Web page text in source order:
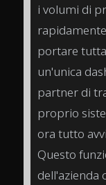
i volumi di
portare
un'unica
partner di
proprio
ora tutto
Questo
dell'azienda